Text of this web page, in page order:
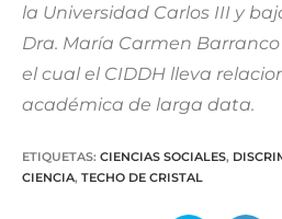
la Universidad Carlos III y
Dra. María Carmen
el cual el CIDDH lleva
académica de larga data.
ETIQUETAS: CIENCIAS SOCIALES,
CIENCIA, TECHO DE CRISTAL